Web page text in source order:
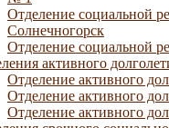
Отделение социальной
Солнечногорск
Отделение социальной
активного
Отделение активного
Отделение активного
Отделение активного